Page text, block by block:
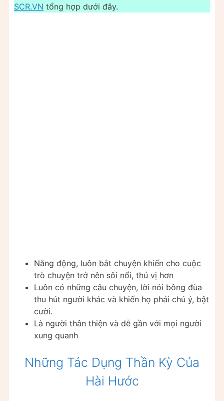
SCR.VN tổng hợp dưới đây.
Năng động, luôn bắt chuyện khiến cho cuộc
trò chuyện trở nên sôi nổi, thú vị hơn
Luôn có những câu chuyện, lời nói bông đùa
thu hút người khác và khiến họ phải chú ý, bật
cười.
Là người thân thiện và dễ gần với mọi người
xung quanh
Những Tác Dụng Thần Kỳ Của
Hài Hước